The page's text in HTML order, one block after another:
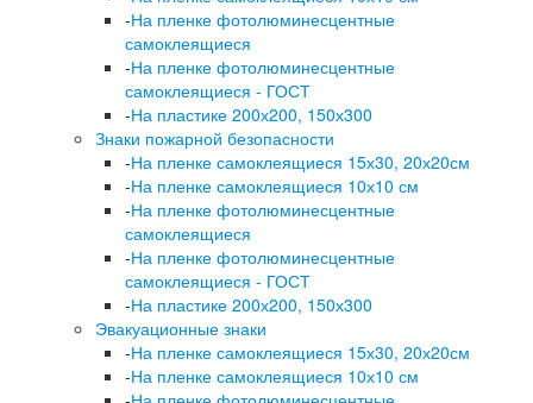
-На пленке фотолюминесцентные
самоклеящиеся
-На пленке фотолюминесцентные
самоклеящиеся - ГОСТ
-На пластике 200х200, 150х300
Знаки пожарной безопасности
-На пленке самоклеящиеся 15х30, 20х20см
-На пленке самоклеящиеся 10х10 см
-На пленке фотолюминесцентные
самоклеящиеся
-На пленке фотолюминесцентные
самоклеящиеся - ГОСТ
-На пластике 200х200, 150х300
Эвакуационные знаки
-На пленке самоклеящиеся 15х30, 20х20см
-На пленке самоклеящиеся 10х10 см